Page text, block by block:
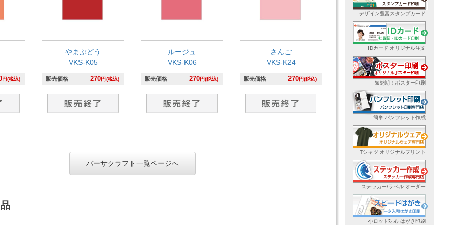
円(税込)
やまぶどう
VKS-K05
販売価格 270円(税込)
ルージュ
VKS-K06
販売価格 270円(税込)
さんご
VKS-K24
販売価格 270円(税込)
バーサクラフト一覧ページへ
デザイン豊富スタンプカード
IDカード オリジナル注文
短納期！ポスター印刷
簡単 パンフレット作成
Tシャツ オリジナルプリント
ステッカー/ラベル オーダー
小ロット対応 はがき印刷